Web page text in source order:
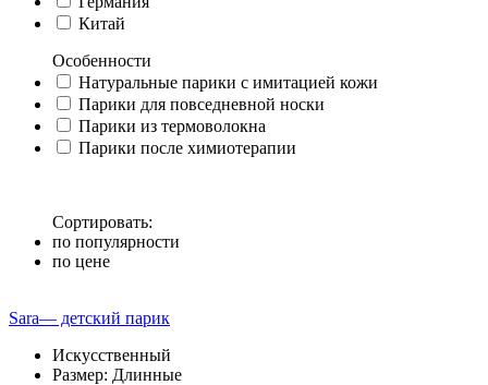
Китай
Особенности
Натуральные парики с имитацией кожи
Парики для повседневной носки
Парики из термоволокна
Парики после химиотерапии
Сортировать:
по популярности
по цене
Sara— детский парик
Искусственный
Размер: Длинные